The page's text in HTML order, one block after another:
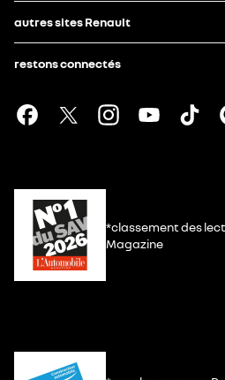
autres sites Renault
restons connectés
*classement des
Magazine